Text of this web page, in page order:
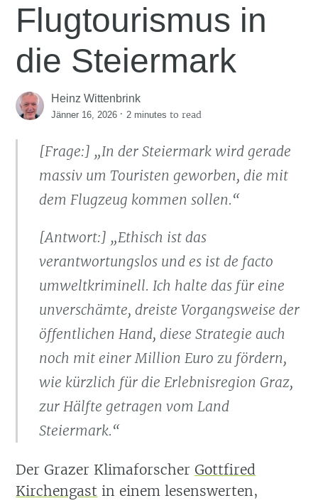
Flugtourismus in
die Steiermark
Heinz Wittenbrink
Jänner 16, 2026 ·2 minutes to read
[Frage:] „In der Steiermark wird gerade
massiv um Touristen geworben, die mit
dem Flugzeug kommen sollen.“
[Antwort:] „Ethisch ist das
verantwortungslos und es ist de facto
umweltkriminell. Ich halte das für eine
unverschämte, dreiste Vorgangsweise der
öffentlichen Hand, diese Strategie auch
noch mit einer Million Euro zu fördern,
wie kürzlich für die Erlebnisregion Graz,
zur Hälfte getragen vom Land
Steiermark.“
Der Grazer Klimaforscher Gottfired
Kirchengast in einem lesenswerten,